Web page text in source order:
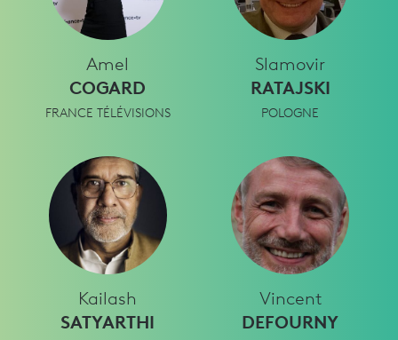
Amel
COGARD
FRANCE TÉLÉVISIONS
Slamovir
RATAJSKI
POLOGNE
Kailash
SATYARTHI
Vincent
DEFOURNY